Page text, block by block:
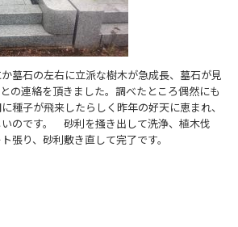
墓石の左右に立派な樹木が急成長、墓石が見
の連絡を頂きました。調べたところ偶然にも
種子が飛来したらしく昨年の好天に恵まれ、
のです。 砂利を掻き出して洗浄、植木伐
張り、砂利敷き直して完了です。